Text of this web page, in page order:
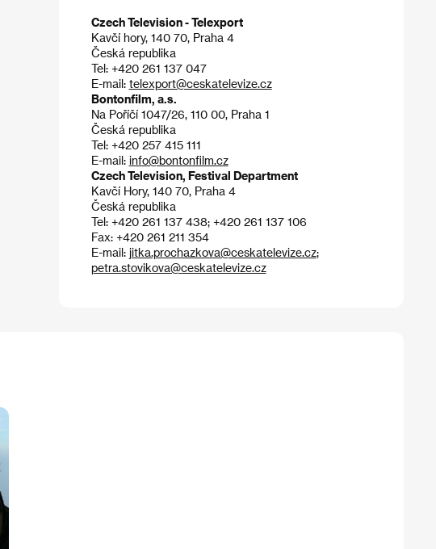
Czech Television - Telexport
Kavčí hory, 140 70, Praha 4
Česká republika
Tel: +420 261 137 047
E-mail: telexport@ceskatelevize.cz
Bontonfilm, a.s.
Na Poříčí 1047/26, 110 00, Praha 1
Česká republika
Tel: +420 257 415 111
E-mail: info@bontonfilm.cz
Czech Television, Festival Department
Kavčí Hory, 140 70, Praha 4
Česká republika
Tel: +420 261 137 438; +420 261 137 106
Fax: +420 261 211 354
E-mail: jitka.prochazkova@ceskatelevize.cz;
petra.stovikova@ceskatelevize.cz